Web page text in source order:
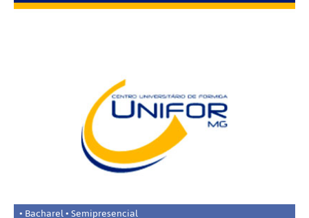
• Bacharel • Semipresencial